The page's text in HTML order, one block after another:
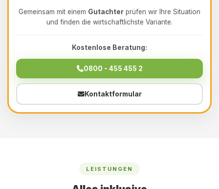
Gemeinsam mit einem Gutachter prüfen wir Ihre Situation
und finden die wirtschaftlichste Variante.
Kostenlose Beratung:
0800 - 455 455 2
Kontaktformular
LEISTUNGEN